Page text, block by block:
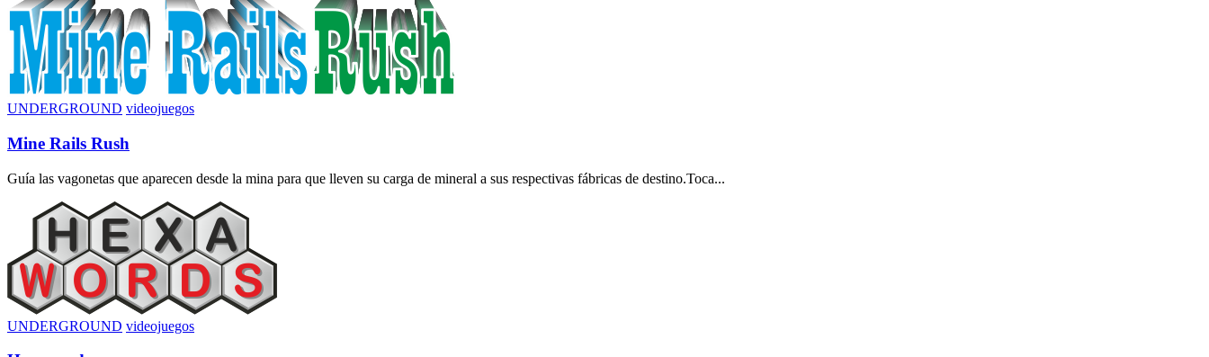
UNDERGROUND videojuegos
Mine Rails Rush
Guía las vagonetas que aparecen desde la mina para que lleven su carga de mineral a sus respectivas fábricas de destino.Toca...
UNDERGROUND videojuegos